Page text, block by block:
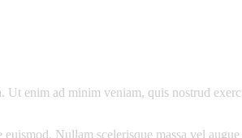
enim ad minim veniam, quis nostrud
Nullam scelerisque massa vel